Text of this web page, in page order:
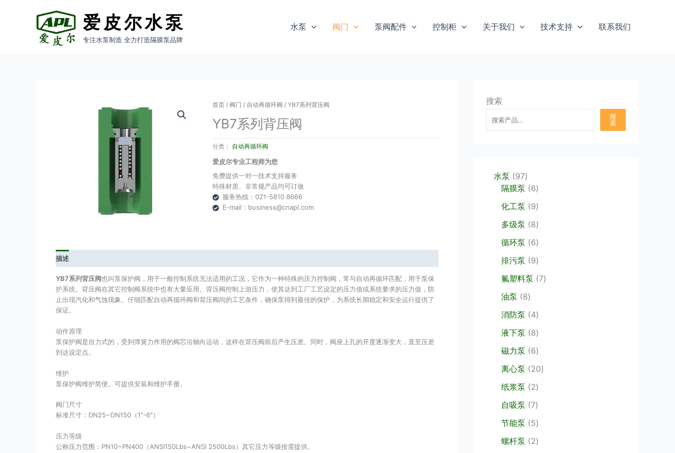
爱皮尔水泵
专注水泵制造 全力打造隔膜泵品牌
水泵 阀门 泵阀配件 控制柜 关于我们 技术支持 联系我们
首页 / 阀门 / 自动再循环阀 / YB7系列背压阀
YB7系列背压阀
分类： 自动再循环阀
爱皮尔专业工程师为您
免费提供一对一技术支持服务
特殊材质、非常规产品均可订做
服务热线：021-5810 8666
E-mail：business@cnapl.com
描述
YB7系列背压阀也叫泵保护阀，用于一般控制系统无法适用的工况，它作为一种特殊的压力控制阀，常与自动再循环匹配，用于泵保
护系统。背压阀在其它控制阀系统中也有大量应用。背压阀控制上游压力，使其达到工厂工艺设定的压力值或系统要求的压力值，防
止出现汽化和气蚀现象。仔细匹配自动再循环阀和背压阀间的工艺条件，确保泵得到最佳的保护，为系统长期稳定和安全运行提供了
保证。
动作原理
泵保护阀是自力式的，受到弹簧力作用的阀芯沿轴向运动，这样在背压阀前后产生压差。同时，阀座上孔的开度逐渐变大，直至压差
到达设定点。
维护
泵保护阀维护简便。可提供安装和维护手册。
阀门尺寸
标准尺寸：DN25~DN150（1″-6″）
压力等级
公称压力范围：PN10~PN400（ANSI150Lbs~ANSI 2500Lbs）其它压力等级按需提供。
搜索
搜
索
水泵 979
7
产
品
隔膜泵 66
产
品
化工泵 99
产
品
多级泵 88
产
品
循环泵 66
产
品
排污泵 99
产
氟塑料泵 77
油泵 88
产
品
消防泵 44
产
品
液下泵 88
产
品
磁力泵 66
产
品
离心泵 202
纸浆泵 22
产
品
自吸泵 77
产
品
节能泵 55
产
螺杆泵 22